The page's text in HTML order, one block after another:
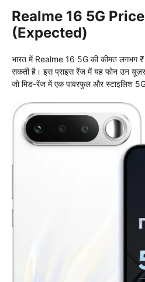
Realme 16 5G
(Expected)
भारत में Realme 16 5G की कीमत
सकती है। इस प्राइस रेंज में यह फोन उन
जो मिड-रेंज में एक पावरफुल और स्टाइलिश 5G